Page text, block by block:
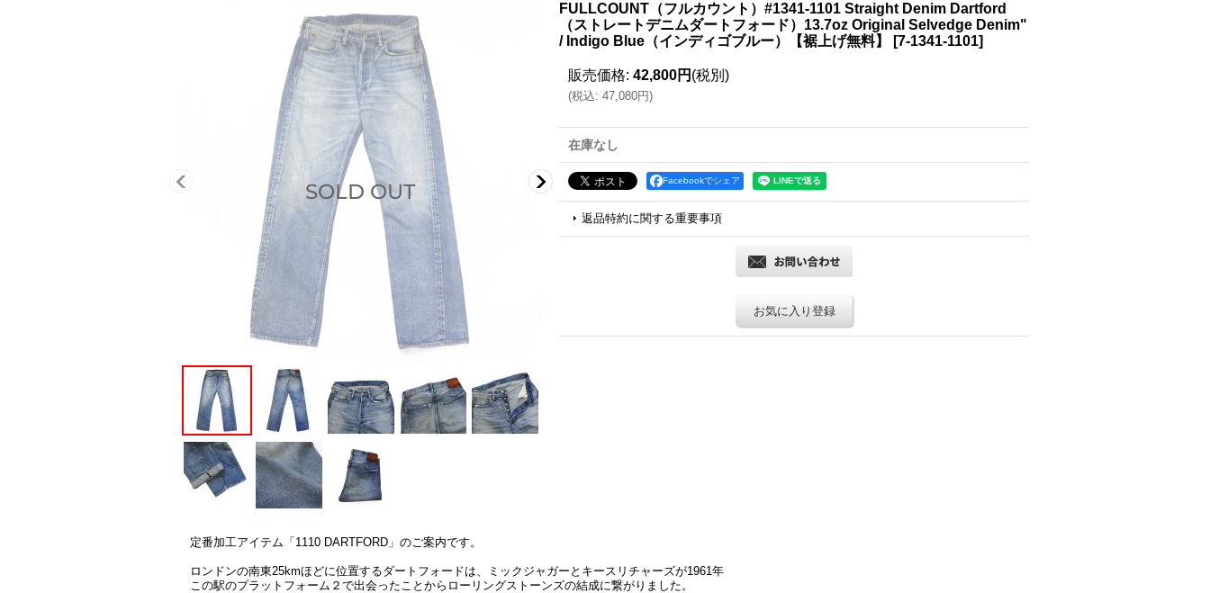
FULLCOUNT（フルカウント）#1341-1101 Straight Denim Dartford
（ストレートデニムダートフォード）13.7oz Original Selvedge Denim"
/ Indigo Blue（インディゴブルー）【裾上げ無料】
[7-1341-1101]
販売価格: 42,800円 (税別)
(税込: 47,080円)
在庫なし
Facebookでシェア
返品特約に関する重要事項
お気に入り登録
定番加工アイテム「1110 DARTFORD」のご案内です。
ロンドンの南東25kmほどに位置するダートフォードは、ミックジャガーとキースリチャーズが1961年
この駅のプラットフォーム２で出会ったことからローリングストーンズの結成に繋がりました。